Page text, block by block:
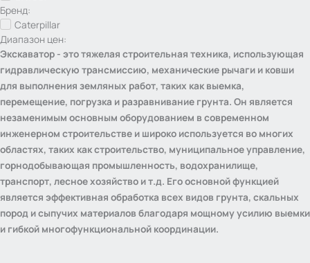
Бренд:
Caterpillar
Диапазон цен:
Экскаватор - это тяжелая строительная техника, использующая
гидравлическую трансмиссию, механические рычаги и ковши
для выполнения земляных работ, таких как выемка,
перемещение, погрузка и разравнивание грунта. Он является
незаменимым основным оборудованием в современном
инженерном строительстве и широко используется во многих
областях, таких как строительство, муниципальное управление,
горнодобывающая промышленность, водохранилище,
транспорт, лесное хозяйство и т.д. Его основной функцией
является эффективная обработка всех видов грунта, скальных
пород и сыпучих материалов благодаря мощному усилию выемки
и гибкой многофункциональной координации.